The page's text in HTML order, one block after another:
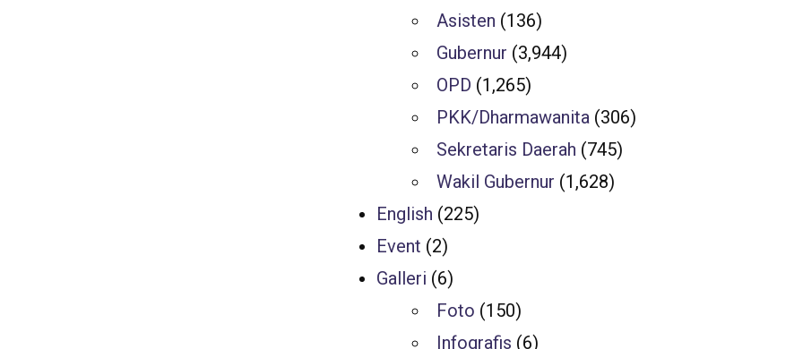
Asisten (136)
Gubernur (3,944)
OPD (1,265)
PKK/Dharmawanita (306)
Sekretaris Daerah (745)
Wakil Gubernur (1,628)
English (225)
Event (2)
Galleri (6)
Foto (150)
Infografis (6)